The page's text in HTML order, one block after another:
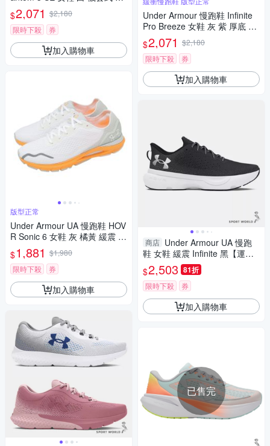
織鞋面 緩震 運動鞋 UA 30265
84100
$2,071 $2,180
限時下殺
券
加入購物車
版型正常
Under Armour UA 慢跑鞋 HOV
R Sonic 6 女鞋 灰 橘黃 緩震 運
動鞋 UA 3026128106
$1,881 $1,980
限時下殺
券
加入購物車
Under Armour 慢跑鞋 Infinite
Pro Breeze 女鞋 灰 紫 厚底 緩
衝 輕量 運動鞋 UA 302719710
0
$2,071 $2,180
限時下殺
券
加入購物車
商店 Under Armour UA 慢跑
鞋 女鞋 緩震 Infinite 黑【運動
世界】3027524-001
$2,503 81折
限時下殺 券
加入購物車
已售完